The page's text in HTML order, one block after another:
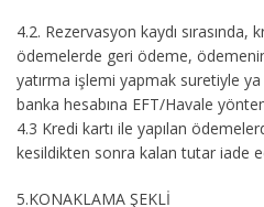
4.2. Rezervasyon kaydı sırasında,
ödemelerde geri ödeme, ödemenin
yatırma işlemi yapmak suretiyle
banka hesabına EFT/Havale
4.3 Kredi kartı ile yapılan
kesildikten sonra kalan tutar iade
5.KONAKLAMA ŞEKLİ